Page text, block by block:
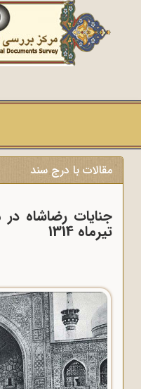
مقالات با درج سند
تیرماه 1314